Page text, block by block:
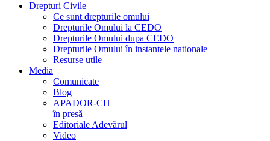
Drepturi Civile
Ce sunt drepturile omului
Drepturile Omului la CEDO
Drepturile Omului dupa CEDO
Drepturile Omului în instantele nationale
Resurse utile
Media
Comunicate
Blog
APADOR-CH
în presă
Editoriale Adevărul
Video